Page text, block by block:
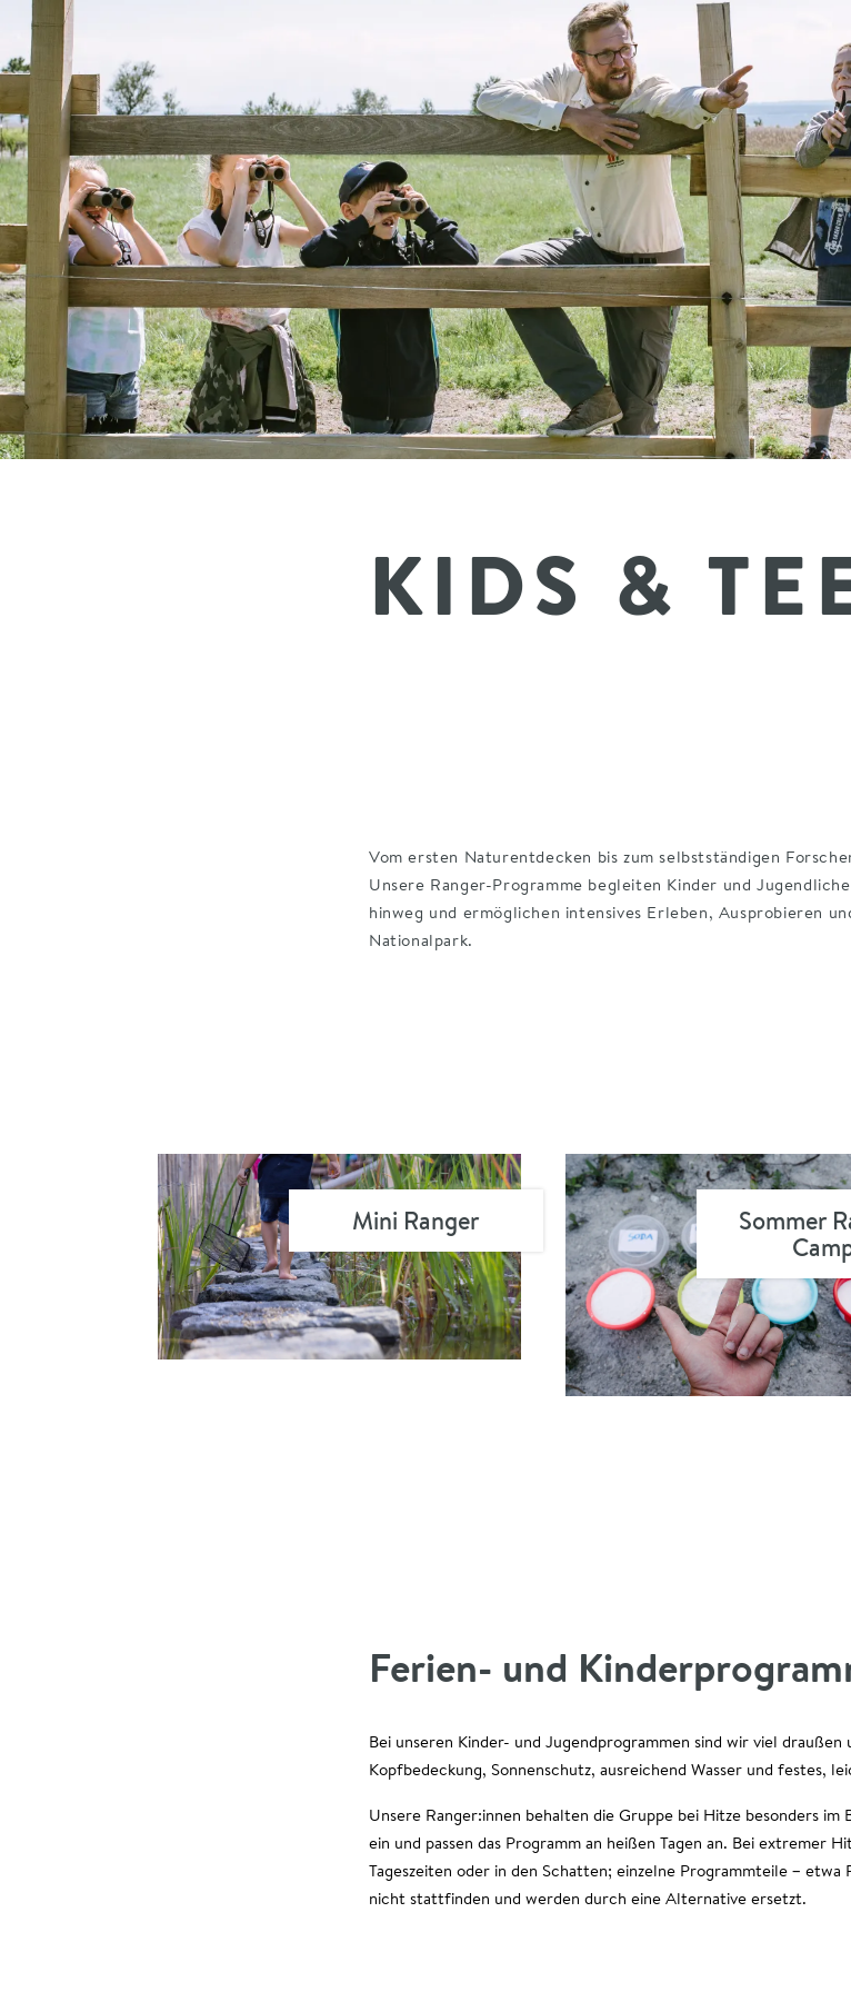
KIDS &
Vom ersten Naturentdecken bis zum selbstständigen
Unsere Ranger-Programme begleiten Kinder und
hinweg und ermöglichen intensives Erleben, Ausprobieren
Nationalpark.
Mini Ranger Sommer
Ferien- und
Bei unseren Kinder- und Jugendprogrammen sind wir viel
Kopfbedeckung, Sonnenschutz, ausreichend Wasser und festes,
Unsere Ranger:innen behalten die Gruppe bei Hitze besonders im
ein und passen das Programm an heißen Tagen an. Bei extremer
Tageszeiten oder in den Schatten; einzelne Programmteile – etwa
nicht stattfinden und werden durch eine Alternative ersetzt.